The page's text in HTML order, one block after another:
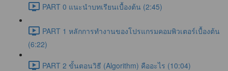
PART 0 แนะนำบทเรียนเบื้องต้น (2:45)
PART 1 หลักการทำงานของโปรแกรมคอมพิวเตอร์เบื้องต้น
(6:22)
PART 2 ขั้นตอนวิธี (Algorithm) คืออะไร (10:04)